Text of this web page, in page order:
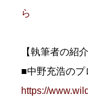
ら
【執筆者の紹介
■中野充浩のプ
https://